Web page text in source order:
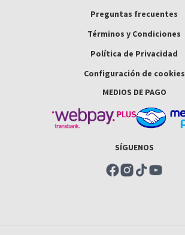
Preguntas frecuentes
Términos y Condiciones
Política de Privacidad
Configuración de cookies
MEDIOS DE PAGO
SÍGUENOS